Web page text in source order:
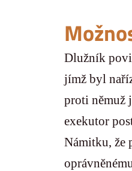
Dlužník
jímž byl
proti němuž
exekutor
Námitku, že